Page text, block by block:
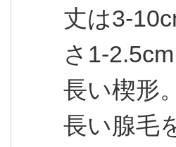
丈は3-
さ1-
長い楔形
長い腺毛